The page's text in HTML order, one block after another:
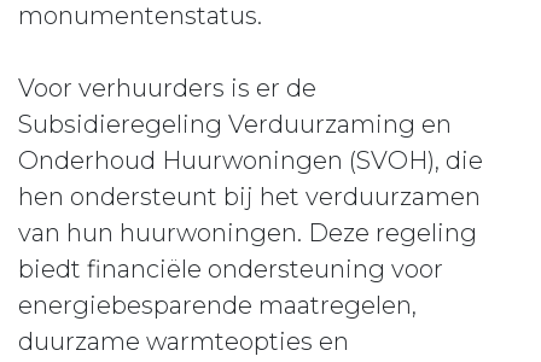
monumentenstatus.
Voor verhuurders is er de
Subsidieregeling Verduurzaming en
Onderhoud Huurwoningen (SVOH), die
hen ondersteunt bij het verduurzamen
van hun huurwoningen. Deze regeling
biedt financiële ondersteuning voor
energiebesparende maatregelen,
duurzame warmteopties en